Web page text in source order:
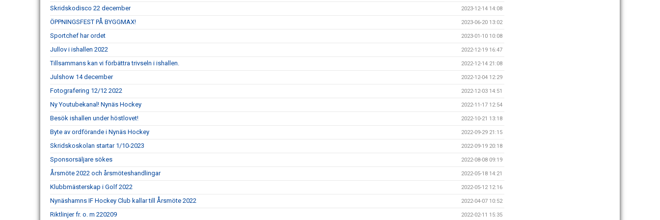
Skridskodisco 22 december 2023-12-14 14:08
ÖPPNINGSFEST PÅ BYGGMAX! 2023-06-20 13:02
Sportchef har ordet 2023-01-10 10:08
Jullov i ishallen 2022 2022-12-19 16:47
Tillsammans kan vi förbättra trivseln i ishallen. 2022-12-14 21:08
Julshow 14 december 2022-12-04 12:29
Fotografering 12/12 2022 2022-12-03 14:51
Ny Youtubekanal! Nynäs Hockey 2022-11-17 12:54
Besök ishallen under höstlovet! 2022-10-21 13:18
Byte av ordförande i Nynäs Hockey 2022-09-29 21:15
Skridskoskolan startar 1/10-2023 2022-09-19 20:18
Sponsorsäljare sökes 2022-08-08 09:19
Årsmöte 2022 och årsmöteshandlingar 2022-05-18 14:21
Klubbmästerskap i Golf 2022 2022-05-12 12:16
Nynäshamns IF Hockey Club kallar till Årsmöte 2022 2022-04-07 10:52
Riktlinjer fr. o. m 220209 2022-02-11 15:35